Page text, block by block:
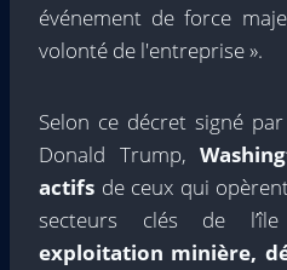
événement de force
volonté de l'entreprise ».
Selon ce décret signé
Donald Trump,
actifs de ceux qui
secteurs clés de
exploitation minière,